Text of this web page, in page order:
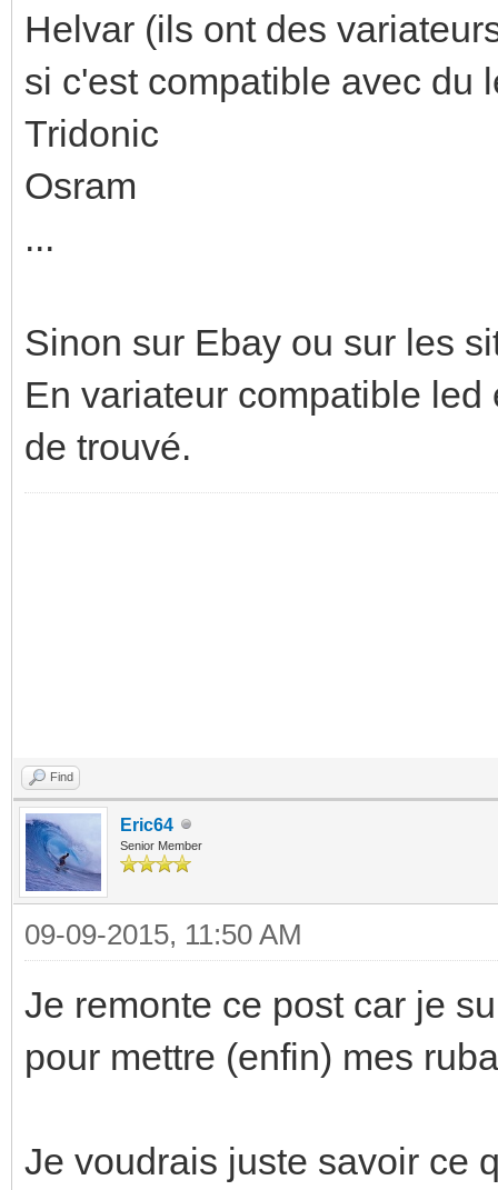
Helvar (ils ont des
si c'est compatible avec du
Tridonic
Osram
...
Sinon sur Ebay ou sur les
En variateur compatible
de trouvé.
Find
Eric64
Senior Member
09-09-2015, 11:50 AM
Je remonte ce post car je
pour mettre (enfin) mes
Je voudrais juste savoir ce